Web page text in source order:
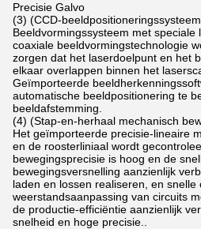
Precisie Galvo
(3) (CCD-
Beeldvormingssysteem met speciale
coaxiale beeldvormingstechnologie
zorgen dat het laserdoelpunt en het
elkaar overlappen binnen het
Geïmporteerde
automatische beeldpositionering te
beeldafstemming.
(4) (Stap-en-herhaal mechanisch
Het geïmporteerde precisie-lineaire
en de roosterliniaal wordt
bewegingsprecisie is hoog en de
bewegingsversnelling aanzienlijk
laden en lossen realiseren, en snelle
weerstandsaanpassing van circuits
de productie-efficiëntie aanzienlijk
snelheid en hoge precisie..